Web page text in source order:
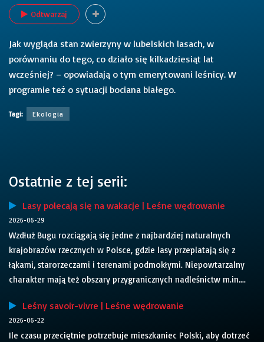
Odtwarzaj
Jak wygląda stan zwierzyny w lubelskich lasach, w
porównaniu do tego, co działo się kilkadziesiąt lat
wcześniej? – opowiadają o tym emerytowani leśnicy. W
programie też o sytuacji bociana białego.
Tagi: Ekologia
Ostatnie z tej serii:
Lasy polecają się na wakacje | Leśne wędrowanie
2026-06-29
Wzdłuż Bugu rozciągają się jedne z najbardziej naturalnych
krajobrazów rzecznych w Polsce, gdzie lasy przeplatają się z
łąkami, starorzeczami i terenami podmokłymi. Niepowtarzalny
charakter mają też obszary przygranicznych nadleśnictw m.in....
Leśny savoir-vivre | Leśne wędrowanie
2026-06-22
Ile czasu przeciętnie potrzebuje mieszkaniec Polski, aby dotrzeć